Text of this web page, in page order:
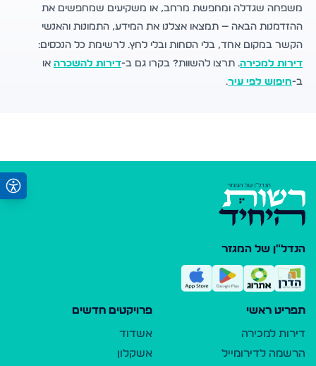
משפחה שגדלה ומחפשת מרחב, או משקיעים שמחפשים את
ההזדמנות הבאה — תמצאו אצלנו את המידע, התמונות והאנשי
הקשר במקום אחד, בלי הסחות ובלי לחץ. לרשימת כל הנכסים:
דירות למכירה. תרצו להשוות? בקרו גם ב-דירות להשכרה או
ב-חיפוש לפי עיר.
הנדל"ן של המגזר
תפריט ראשי
דירות למכירה
הרשמה לדירומייל
פרויקטים חדשים
אשדוד
אשקלון